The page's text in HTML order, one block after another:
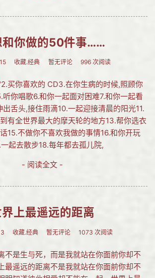
和你做的50件事……
收藏.经典 暂无评论 996 次阅读
买你喜欢的 CD3.在你生病的时候,照顾你
你唱歌6.和你一起面对困难7.和你一起看
舌头,接住雨滴10.一起迎接清晨的阳光11.
有全世界最大的摩天轮的地方13.帮你选衣
15.不做你不喜欢我做的事情16.和你开玩
起去散步18.每年都去孤儿院,
- 阅读全文 -
上最遥远的距离
收藏.经典 暂无评论 1073 次阅读
不是生与死，而是我就站在你面前你却不
最遥远的距离不是我就站在你面前你却不